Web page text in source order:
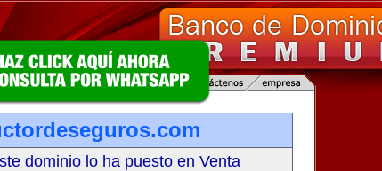
dominio lo ha puesto en Venta